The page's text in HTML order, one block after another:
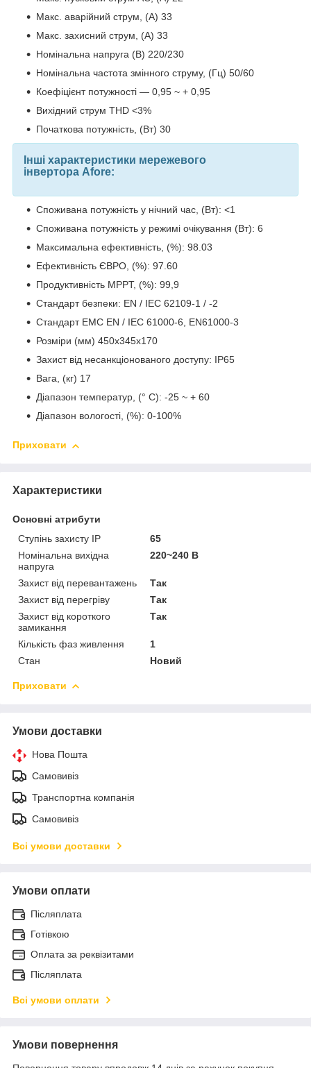
Макс. аварійний струм, (А) 33
Макс. захисний струм, (А) 33
Номінальна напруга (В) 220/230
Номінальна частота змінного струму, (Гц) 50/60
Коефіцієнт потужності — 0,95 ~ + 0,95
Вихідний струм THD <3%
Початкова потужність, (Вт) 30
Інші характеристики мережевого
інвертора Afore:
Споживана потужність у нічний час, (Вт): <1
Споживана потужність у режимі очікування (Вт): 6
Максимальна ефективність, (%): 98.03
Ефективність ЄВРО, (%): 97.60
Продуктивність MPPT, (%): 99,9
Стандарт безпеки: EN / IEC 62109-1 / -2
Стандарт EMC EN / IEC 61000-6, EN61000-3
Розміри (мм) 450х345х170
Захист від несанкціонованого доступу: IP65
Вага, (кг) 17
Діапазон температур, (° С): -25 ~ + 60
Діапазон вологості, (%): 0-100%
Приховати
Характеристики
Основні атрибути
Ступінь захисту IP
65
Номінальна вихідна
напруга
220~240 В
Захист від перевантажень
Так
Захист від перегріву
Так
Захист від короткого
замикання
Так
Кількість фаз живлення
1
Стан
Новий
Приховати
Умови доставки
Нова Пошта
Самовивіз
Транспортна компанія
Самовивіз
Всі умови доставки
Умови оплати
Післяплата
Готівкою
Оплата за реквізитами
Післяплата
Всі умови оплати
Умови повернення